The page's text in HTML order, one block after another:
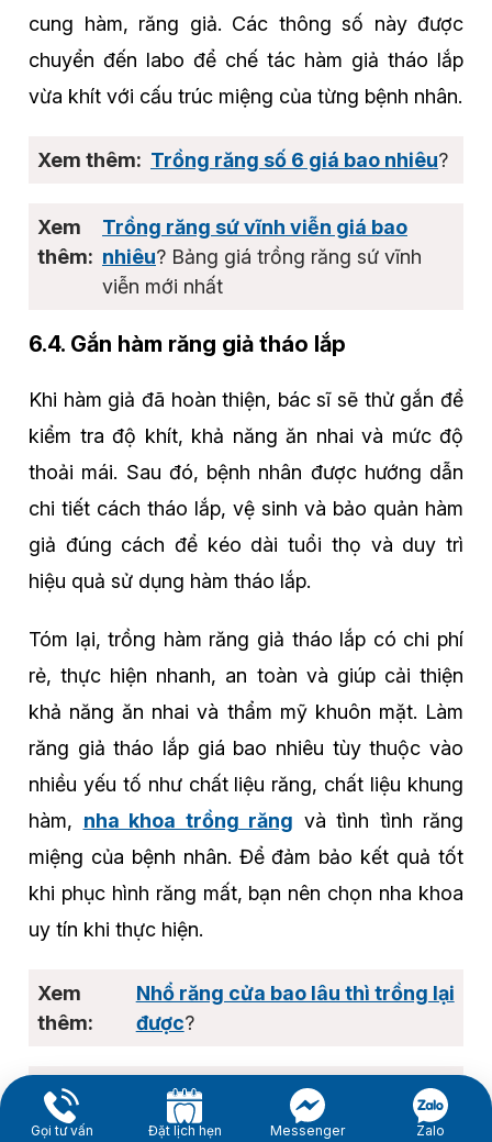
Gọi tư vấn Đặt lịch hẹn Messenger Zalo
cung hàm, răng giả. Các thông số này được
chuyển đến labo để chế tác hàm giả tháo lắp
vừa khít với cấu trúc miệng của từng bệnh nhân.
Trồng răng số 6 giá bao nhiêu?
Trồng răng sứ vĩnh viễn giá bao
nhiêu? Bảng giá trồng răng sứ vĩnh
viễn mới nhất
6.4. Gắn hàm răng giả tháo lắp
Khi hàm giả đã hoàn thiện, bác sĩ sẽ thử gắn để
kiểm tra độ khít, khả năng ăn nhai và mức độ
thoải mái. Sau đó, bệnh nhân được hướng dẫn
chi tiết cách tháo lắp, vệ sinh và bảo quản hàm
giả đúng cách để kéo dài tuổi thọ và duy trì
hiệu quả sử dụng hàm tháo lắp.
Tóm lại, trồng hàm răng giả tháo lắp có chi phí
rẻ, thực hiện nhanh, an toàn và giúp cải thiện
khả năng ăn nhai và thẩm mỹ khuôn mặt. Làm
răng giả tháo lắp giá bao nhiêu tùy thuộc vào
nhiều yếu tố như chất liệu răng, chất liệu khung
hàm, nha khoa trồng răng và tình tình răng
miệng của bệnh nhân. Để đảm bảo kết quả tốt
khi phục hình răng mất, bạn nên chọn nha khoa
uy tín khi thực hiện.
Nhổ răng cửa bao lâu thì trồng lại
được?
Kiến thức về trồng răng